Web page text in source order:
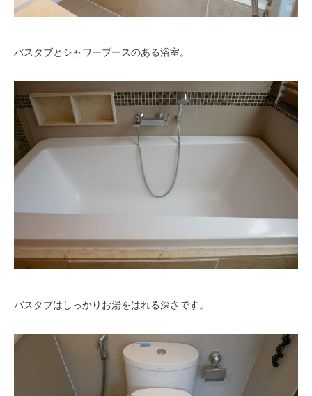
バスタブとシャワーブースのある浴室。
バスタブはしっかりお湯をはれる深さです。